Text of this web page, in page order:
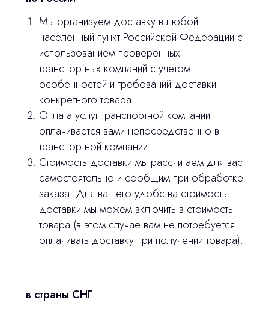
Мы организуем доставку в любой
населенный пункт Российской Федерации с
использованием проверенных
транспортных компаний с учетом
особенностей и требований доставки
конкретного товара.
Оплата услуг транспортной компании
оплачивается вами непосредственно в
транспортной компании.
Стоимость доставки мы рассчитаем для вас
самостоятельно и сообщим при обработке
заказа. Для вашего удобства стоимость
доставки мы можем включить в стоимость
товара (в этом случае вам не потребуется
оплачивать доставку при получении товара).
в страны СНГ
сделано
3D печать
Лицензирование
Изготовление хирургических шаблонов
Политика конфиденциальности
Контакты
stasicus